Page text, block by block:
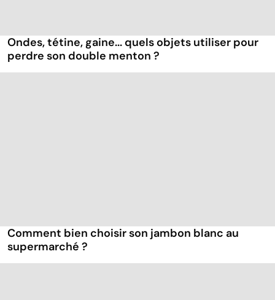
Ondes, tétine, gaine... quels objets utiliser pour
perdre son double menton ?
Comment bien choisir son jambon blanc au
supermarché ?